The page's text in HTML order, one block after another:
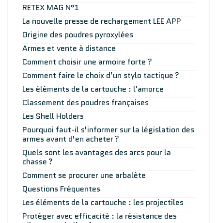
RETEX MAG N°1
La nouvelle presse de rechargement LEE APP
Origine des poudres pyroxylées
Armes et vente à distance
Comment choisir une armoire forte ?
Comment faire le choix d’un stylo tactique ?
Les éléments de la cartouche : l'amorce
Classement des poudres françaises
Les Shell Holders
Pourquoi faut-il s’informer sur la législation des
armes avant d’en acheter ?
Quels sont les avantages des arcs pour la
chasse ?
Comment se procurer une arbalète
Questions Fréquentes
Les éléments de la cartouche : les projectiles
Protéger avec efficacité : la résistance des